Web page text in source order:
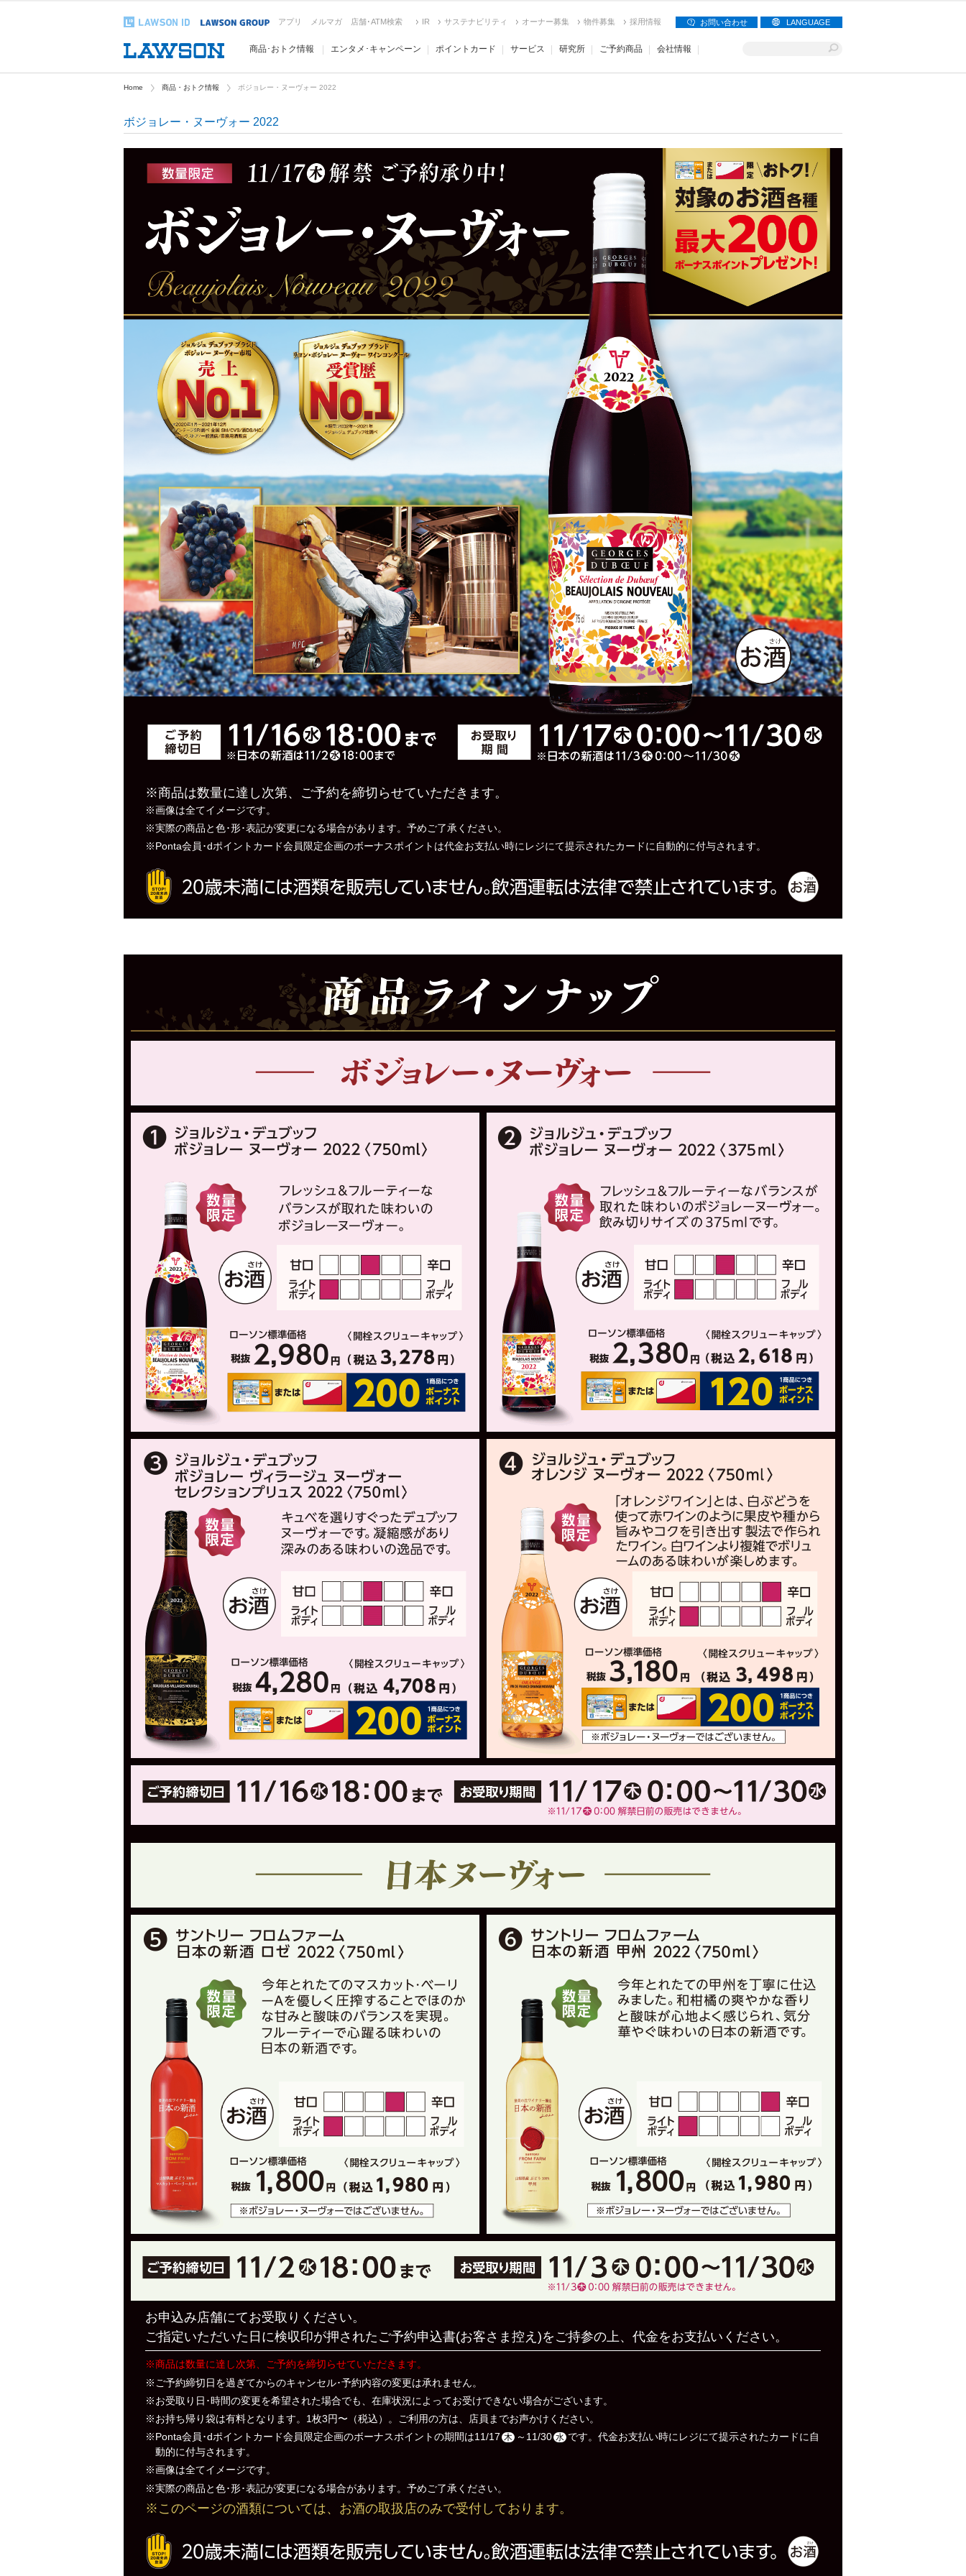
アプリ メルマガ 店舗･ATM検索 IR サステナビリティ オーナー募集 物件募集 採用情報 お問い合わせ LANGUAGE
商品･おトク情報 エンタメ･キャンペーン ポイントカード サービス 研究所 ご予約商品 会社情報
Home 商品・おトク情報 ボジョレー・ヌーヴォー 2022
ボジョレー・ヌーヴォー 2022
※商品は数量に達し次第、ご予約を締切らせていただきます。
※画像は全てイメージです。
※実際の商品と色･形･表記が変更になる場合があります。予めご了承ください。
※Ponta会員･dポイントカード会員限定企画のボーナスポイントは代金お支払い時にレジにて提示されたカードに自動的に付与されます。
お申込み店舗にてお受取りください。
ご指定いただいた日に検収印が押されたご予約申込書(お客さま控え)をご持参の上、代金をお支払いください。
※商品は数量に達し次第、ご予約を締切らせていただきます。
※ご予約締切日を過ぎてからのキャンセル･予約内容の変更は承れません。
※お受取り日･時間の変更を希望された場合でも、在庫状況によってお受けできない場合がございます。
※お持ち帰り袋は有料となります。1枚3円〜（税込）。ご利用の方は、店員までお声かけください。
※Ponta会員･dポイントカード会員限定企画のボーナスポイントの期間は11/17 木 ～11/30 水 です。代金お支払い時にレジにて提示されたカードに自
動的に付与されます。
※画像は全てイメージです。
※実際の商品と色･形･表記が変更になる場合があります。予めご了承ください。
※このページの酒類については、お酒の取扱店のみで受付しております。